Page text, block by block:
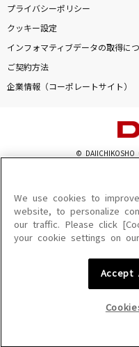
Ado
夢中
BE:FIRST
[生音]ff(フォルティシ
[生音]未来予想図Ⅱ
DREAMS COME TRUE
カラオケ
プライバシーポリシー
クッキー設定
インフォマティブデータの取得に
ご契約方法
企業情報（コーポレートサイト）
© DAIICHIKOSHO
このサイトに掲載されている一切の
を問わず、著作権法の定める範囲を
を禁じます。
楽曲及びコンテンツは、機種により
楽曲及びコンテンツの配信日、配信
We use cookies to
website, to personalize
our traffic. Please click
your cookie settings on
Accept